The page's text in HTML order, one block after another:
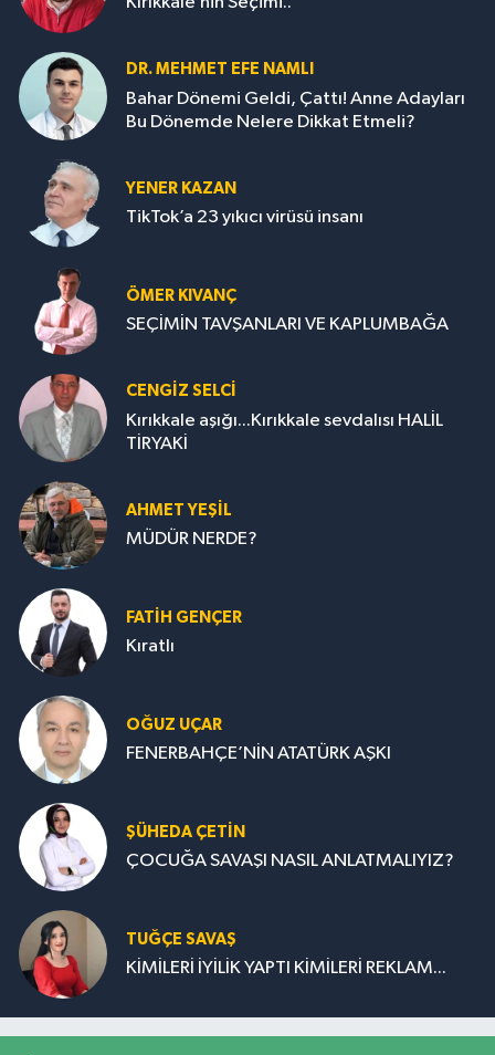
DR. MEHMET EFE NAMLI
Bahar Dönemi Geldi, Çattı! Anne Adayları
Bu Dönemde Nelere Dikkat Etmeli?
YENER KAZAN
TikTok’a 23 yıkıcı virüsü insanı
ÖMER KIVANÇ
SEÇİMİN TAVŞANLARI VE KAPLUMBAĞA
CENGİZ SELCİ
Kırıkkale aşığı...Kırıkkale sevdalısı HALİL
TİRYAKİ
AHMET YEŞİL
MÜDÜR NERDE?
FATIH GENÇER
Kıratlı
OĞUZ UÇAR
FENERBAHÇE’NİN ATATÜRK AŞKI
ŞÜHEDA ÇETİN
ÇOCUĞA SAVAŞI NASIL ANLATMALIYIZ?
TUĞÇE SAVAŞ
KİMİLERİ İYİLİK YAPTI KİMİLERİ REKLAM...